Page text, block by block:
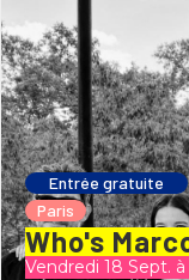
Entrée gratuite
Paris
Who's
Vendredi 18 Sept.